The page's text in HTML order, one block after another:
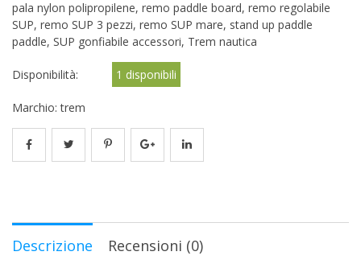
pala nylon polipropilene, remo paddle board, remo regolabile
SUP, remo SUP 3 pezzi, remo SUP mare, stand up paddle
paddle, SUP gonfiabile accessori, Trem nautica
Disponibilità: 1 disponibili
Marchio:trem
Descrizione Recensioni (0)